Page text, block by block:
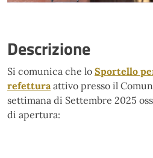
Descrizione
Si comunica che lo Sportello
refettura attivo presso il
settimana di Settembre 2025
di apertura: